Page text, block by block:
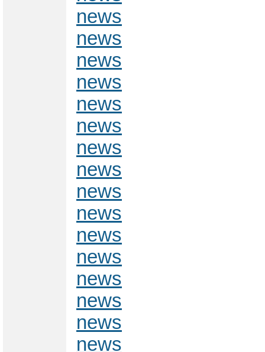
news
news
news
news
news
news
news
news
news
news
news
news
news
news
news
news